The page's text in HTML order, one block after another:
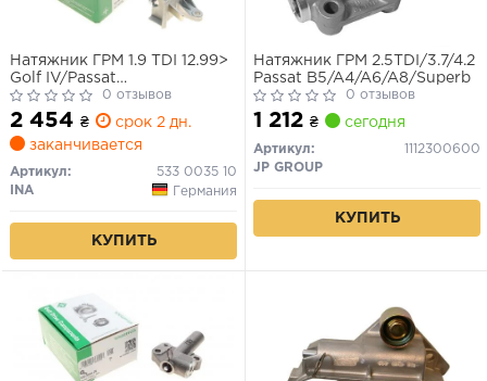
Натяжник ГРМ 1.9 TDI 12.99>
Golf IV/Passat
B5/Sharan/Fabia/
Octavia/A2/A4
0 отзывов
2 454 ₴
срок 2 дн.
заканчивается
Артикул:
533 0035 10
INA
Германия
КУПИТЬ
Натяжник ГРМ 2.5TDI/3.7/4.2
Passat B5/A4/A6/A8/Superb
0 отзывов
1 212 ₴ сегодня
Артикул:
1112300600
JP GROUP
КУПИТЬ